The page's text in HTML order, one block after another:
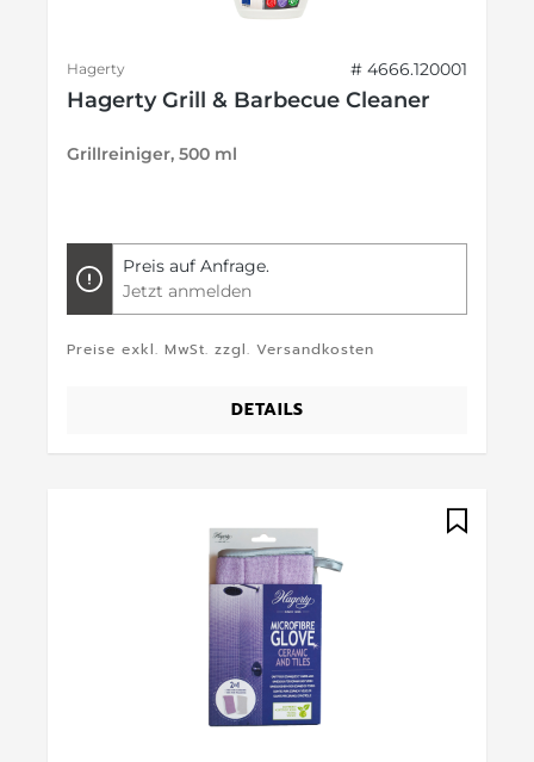
Hagerty # 4666.120001
Hagerty Grill & Barbecue Cleaner
Grillreiniger, 500 ml
Preis auf Anfrage.
Jetzt anmelden
Preise exkl. MwSt. zzgl. Versandkosten
DETAILS